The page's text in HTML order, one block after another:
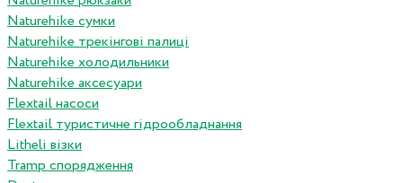
Naturehike сумки
Naturehike трекінгові палиці
Naturehike холодильники
Naturehike аксесуари
Flextail насоси
Flextail туристичне гідрообладнання
Litheli візки
Tramp спорядження